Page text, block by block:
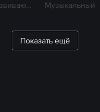
Мультфильм, Развивающий, Музыкальный Музыкальный
Показать ещё